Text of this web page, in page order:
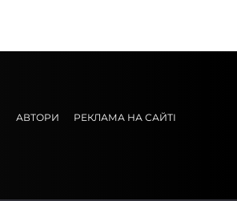
АВТОРИ РЕКЛАМА НА САЙТІ